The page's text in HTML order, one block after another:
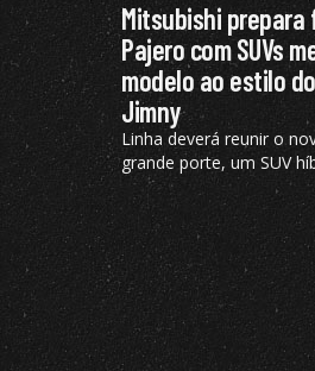
Mitsubishi prepara
Pajero com SUVs
modelo ao estilo
Jimny
Linha deverá reunir o
grande porte, um SUV
rivalizar e modelo
ao Suzuki Jimny